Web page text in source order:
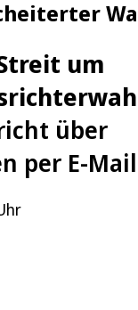
um
über
per E-